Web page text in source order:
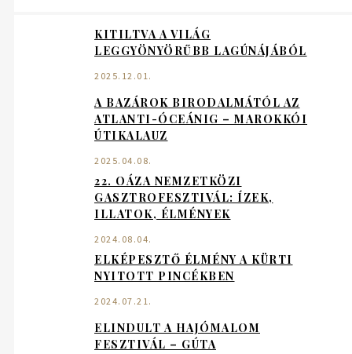
KITILTVA A VILÁG
LEGGYÖNYÖRŰBB LAGÚNÁJÁBÓL
2025.12.01.
A BAZÁROK BIRODALMÁTÓL AZ
ATLANTI-ÓCEÁNIG – MAROKKÓI
ÚTIKALAUZ
2025.04.08.
22. OÁZA NEMZETKÖZI
GASZTROFESZTIVÁL: ÍZEK,
ILLATOK, ÉLMÉNYEK
2024.08.04.
ELKÉPESZTŐ ÉLMÉNY A KÜRTI
NYITOTT PINCÉKBEN
2024.07.21.
ELINDULT A HAJÓMALOM
FESZTIVÁL – GÚTA